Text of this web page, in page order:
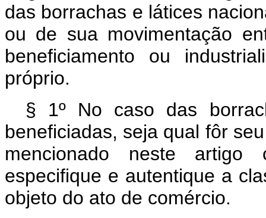
das borrachas e látices
ou de sua movimentação
beneficiamento ou
próprio.
§ 1º No caso das
beneficiadas, seja qual fôr
mencionado neste
especifique e autentique a
objeto do ato de comércio.